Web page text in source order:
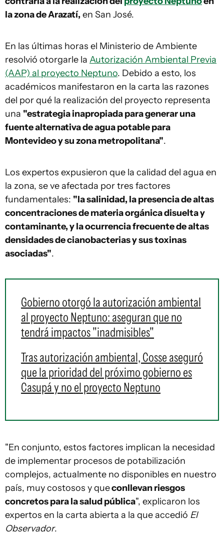
la zona de Arazatí, en San José.
En las últimas horas el Ministerio de Ambiente
resolvió otorgarle la Autorización Ambiental Previa
(AAP) al proyecto Neptuno. Debido a esto, los
académicos manifestaron en la carta las razones
del por qué la realización del proyecto representa
una "estrategia inapropiada para generar una
fuente alternativa de agua potable para
Montevideo y su zona metropolitana".
Los expertos expusieron que la calidad del agua en
la zona, se ve afectada por tres factores
fundamentales: "la salinidad, la presencia de altas
concentraciones de materia orgánica disuelta y
contaminante, y la ocurrencia frecuente de altas
densidades de cianobacterias y sus toxinas
asociadas".
Gobierno otorgó la autorización ambiental
al proyecto Neptuno: aseguran que no
tendrá impactos "inadmisibles"
Tras autorización ambiental, Cosse aseguró
que la prioridad del próximo gobierno es
Casupá y no el proyecto Neptuno
"En conjunto, estos factores implican la necesidad
de implementar procesos de potabilización
complejos, actualmente no disponibles en nuestro
país, muy costosos y queconllevan riesgos
concretos para la salud pública", explicaron los
expertos en la carta abierta a la que accedió El
Observador.